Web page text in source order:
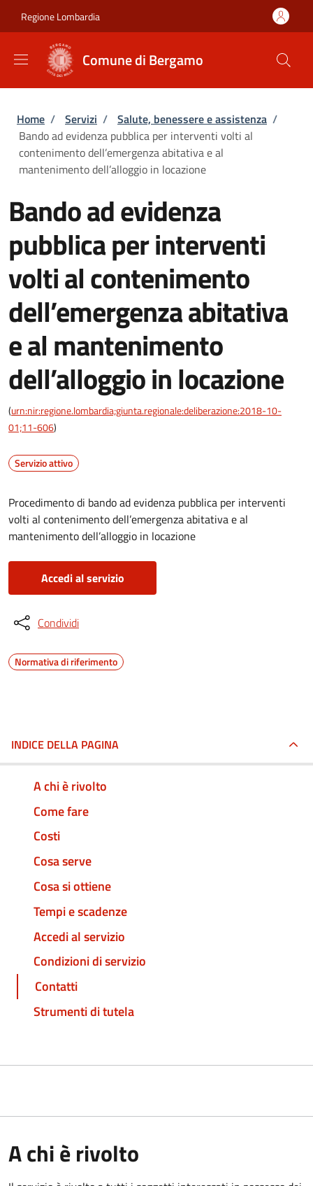
Regione Lombardia
Comune di Bergamo
Briciole di pane
Home / Servizi / Salute, benessere e assistenza /
Bando ad evidenza pubblica per interventi volti al
contenimento dell’emergenza abitativa e al
mantenimento dell’alloggio in locazione
Bando ad evidenza
pubblica per interventi
volti al contenimento
dell’emergenza abitativa
e al mantenimento
dell’alloggio in locazione
(urn:nir:regione.lombardia;giunta.regionale:deliberazione:2018-10-
01;11-606)
Servizio attivo
Procedimento di bando ad evidenza pubblica per interventi
volti al contenimento dell’emergenza abitativa e al
mantenimento dell’alloggio in locazione
Accedi al servizio
Condividi
Normativa di riferimento
INDICE DELLA PAGINA
A chi è rivolto
Come fare
Costi
Cosa serve
Cosa si ottiene
Tempi e scadenze
Accedi al servizio
Condizioni di servizio
Contatti
Strumenti di tutela
A chi è rivolto